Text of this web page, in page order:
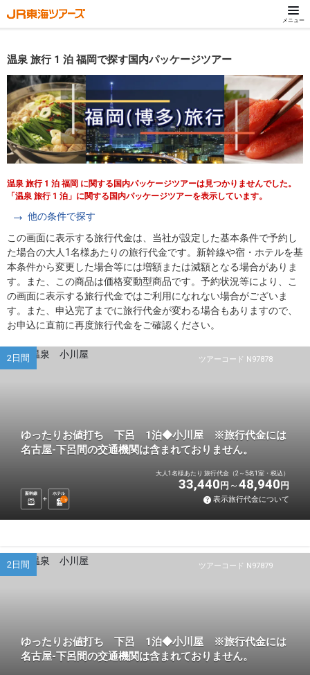
メニュー
温泉 旅行 1 泊 福岡で探す国内パッケージツアー
温泉 旅行 1 泊 福岡 に関する国内パッケージツアーは見つかりませんでした。
「温泉 旅行 1 泊」に関する国内パッケージツアーを表示しています。
他の条件で探す
この画面に表示する旅行代金は、当社が設定した基本条件で予約し
た場合の大人1名様あたりの旅行代金です。新幹線や宿・ホテルを基
本条件から変更した場合等には増額または減額となる場合がありま
す。また、この商品は価格変動型商品です。予約状況等により、こ
の画面に表示する旅行代金ではご利用になれない場合がございま
す。また、申込完了までに旅行代金が変わる場合もありますので、
お申込に直前に再度旅行代金をご確認ください。
ツアーコード N97878
2日間
ゆったりお値打ち 下呂 1泊◆小川屋 ※旅行代金には
名古屋-下呂間の交通機関は含まれておりません。
新幹線
ホテル
1 泊
大人1名様あたり 旅行代金（2～5名1室・税込）
33,440 円 48,940 円
表示旅行代金について
ツアーコード N97879
2日間
ゆったりお値打ち 下呂 1泊◆小川屋 ※旅行代金には
名古屋-下呂間の交通機関は含まれておりません。